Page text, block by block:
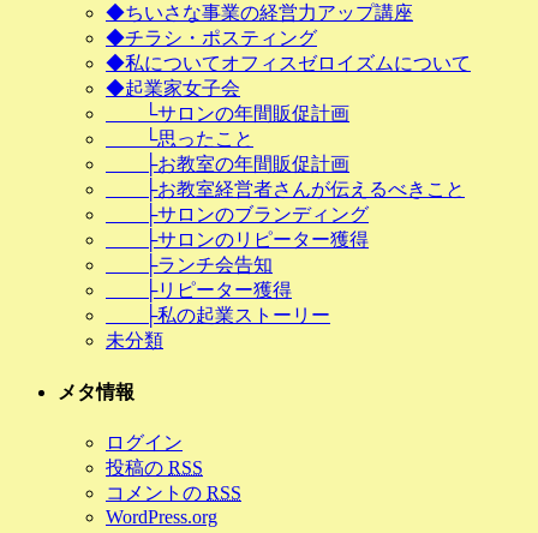
◆ちいさな事業の経営力アップ講座
◆チラシ・ポスティング
◆私についてオフィスゼロイズムについて
◆起業家女子会
└サロンの年間販促計画
└思ったこと
├お教室の年間販促計画
├お教室経営者さんが伝えるべきこと
├サロンのブランディング
├サロンのリピーター獲得
├ランチ会告知
├リピーター獲得
├私の起業ストーリー
未分類
メタ情報
ログイン
投稿の RSS
コメントの RSS
WordPress.org